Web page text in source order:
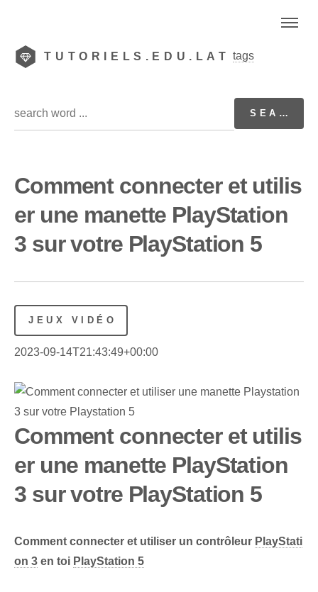
TUTORIELS.EDU.LAT tags
Comment connecter et utilis
er une manette PlayStation
3 sur votre PlayStation 5
JEUX VIDÉO
2023-09-14T21:43:49+00:00
Comment connecter et utilis
er une manette PlayStation
3 sur votre PlayStation 5
Comment connecter et utiliser un contrôleur PlayStati
on 3 en toi PlayStation 5